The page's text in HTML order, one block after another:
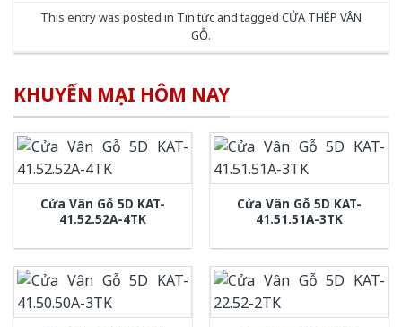
This entry was posted in Tin tức and tagged CỬA THÉP VÂN
GỖ.
KHUYẾN MẠI HÔM NAY
Cửa Vân Gỗ 5D KAT-
41.52.52A-4TK
Cửa Vân Gỗ 5D KAT-
41.51.51A-3TK